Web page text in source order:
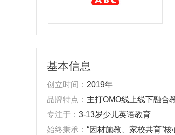
基本信息
创立时间‌： 2019年
‌品牌特点‌： 主打OMO线上线下融合
‌专注于‌： 3-13岁少儿英语教育
‌始终秉承‌： “因材施教、家校共育”